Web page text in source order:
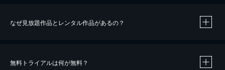
なぜ見放題作品とレンタル作品があるの？
無料トライアルは何が無料？